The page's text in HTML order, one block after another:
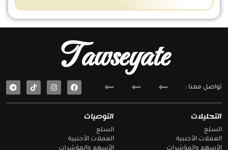
التوصيات
السلع
العملات الأجنبية
الأسهم والمؤشرات
التحليلات
السلع
العملات الأجنبية
الأسهم والمؤشرات
Tawseyate
تواصل معنا :
F
a
e
T
e
e